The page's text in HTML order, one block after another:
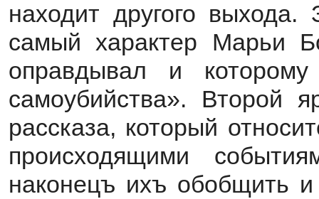
находит другого выхода.
самый характер Марьи
оправдывал и
самоубийства». Второй
рассказа, который
происходящими
наконецъ ихъ обобщить